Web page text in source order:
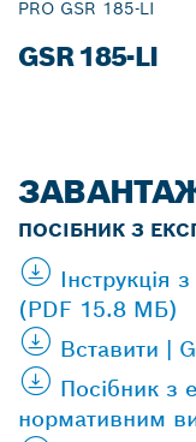
PRO GSR 185-LI
GSR 185-LI
ПОСІБНИК З
Інструкція
(PDF 15.8 МБ)
Вставити |
Посібник з
нормативним